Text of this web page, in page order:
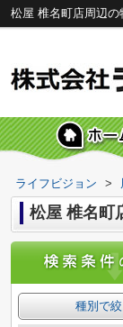
松屋 椎名町店周辺
ライフビジョン >
松屋 椎名町
種別で